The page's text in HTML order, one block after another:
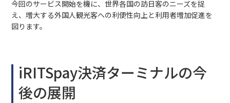
今回のサービス開始を機に、世界各国の訪日客のニーズを捉
え、増大する外国人観光客への利便性向上と利用者増加促進を
図ります。
iRITSpay決済ターミナルの今
後の展開